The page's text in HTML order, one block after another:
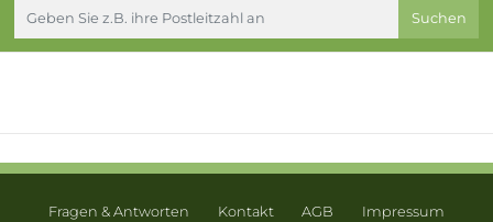
Suchen
Fragen & Antworten Kontakt AGB Impressum